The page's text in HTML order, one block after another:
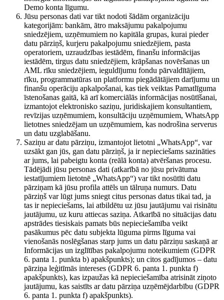
Demo konta līgumu.
Jūsu personas dati var tikt nodoti šādām organizāciju
kategorijām: bankām, ātro maksājumu pakalpojumu
sniedzējiem, uzņēmumiem no kapitāla grupas, kurai pieder
datu pārziņš, kurjeru pakalpojumu sniedzējiem, pasta
operatoriem, uzraudzības iestādēm, finanšu informācijas
iestādēm, tirgus datu sniedzējiem, krāpšanas novēršanas un
AML rīku sniedzējiem, ieguldījumu fondu pārvaldītājiem,
rīku, programmatūras un platformu piegādātājiem darījumu un
finanšu operāciju apkalpošanai, kas tiek veiktas Pamatlīguma
īstenošanas gaitā, kā arī komerciālās informācijas nosūtīšanai,
izmantojot elektronisko saziņu, juridiskajiem konsultantiem,
revīzijas uzņēmumiem, konsultāciju uzņēmumiem, WhatsApp
lietotnes sniedzējam un uzņēmumiem, kas nodrošina serverus
un datu uzglabāšanu.
Saziņu ar datu pārziņu, izmantojot lietotni „WhatsApp“, var
uzsākt gan jūs, gan datu pārziņš, ja ir nepieciešams sazināties
ar jums, lai pabeigtu konta (reālā konta) atvēršanas procesu.
Tādējādi jūsu personas dati (atkarībā no jūsu privātuma
iestatījumiem lietotnē „WhatsApp“) var tikt nosūtīti datu
pārziņam kā jūsu profila attēls un tālruņa numurs. Datu
pārziņš var lūgt jums sniegt citus personas datus tikai tad, ja
tas ir nepieciešams, lai atbildētu uz jūsu jautājumu vai risinātu
jautājumu, uz kuru attiecas saziņa. Atkarībā no situācijas datu
apstrādes tiesiskais pamats būs nepieciešamība veikt
pasākumus pēc datu subjekta lūguma pirms līguma vai
vienošanās noslēgšanas starp jums un datu pārziņu saskaņā ar
Informācijas un izglītības pakalpojumu noteikumiem (GDPR
6. panta 1. punkta b) apakšpunkts); un citos gadījumos – datu
pārziņa leģitīmās intereses (GDPR 6. panta 1. punkta f)
apakšpunkts), kas izpaužas kā nepieciešamība atrisināt ziņoto
jautājumu, kas saistīts ar datu pārziņa uzņēmējdarbību (GDPR
6. panta 1. punkta f) apakšpunkts).